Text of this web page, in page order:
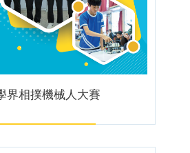
界相撲機械人大賽